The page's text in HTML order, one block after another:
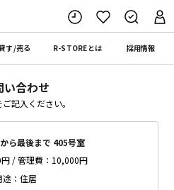
す/売る R-STOREとは 採用情報
い合わせ
記入ください。
ら最後まで 405号室
/ 管理費：10,000円
途：住居